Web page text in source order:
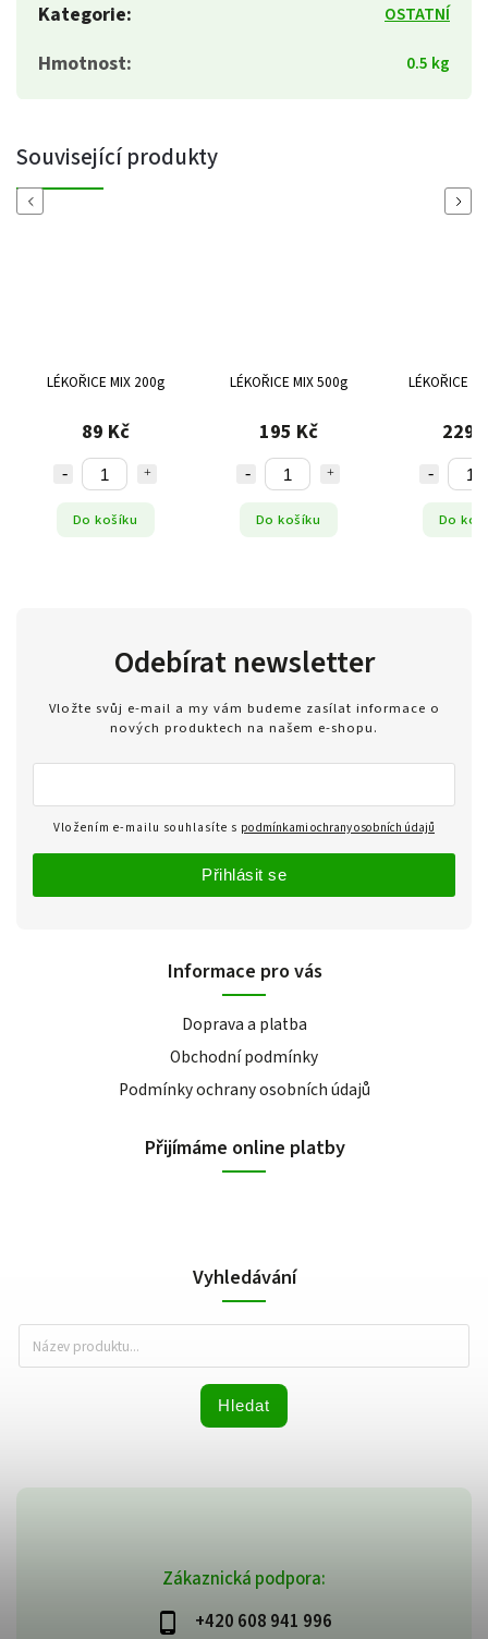
Kategorie: OSTATNÍ
Hmotnost: 0.5 kg
Související produkty
Previous
LÉKOŘICE MIX 200g
89 Kč
Do košíku
LÉKOŘICE MIX 500g
195 Kč
Do košíku
LÉKOŘICE
229
Do
Next
Zákaznická podpora:
+420 608 941 996
Informace pro vás
Doprava a platba
Obchodní podmínky
Podmínky ochrany osobních údajů
Přijímáme online platby
Vyhledávání
Hledat
Odebírat newsletter
Vložte svůj e-mail a my vám budeme zasílat informace o
nových produktech na našem e-shopu.
Vložením e-mailu souhlasíte s podmínkami ochrany osobních údajů
Přihlásit se